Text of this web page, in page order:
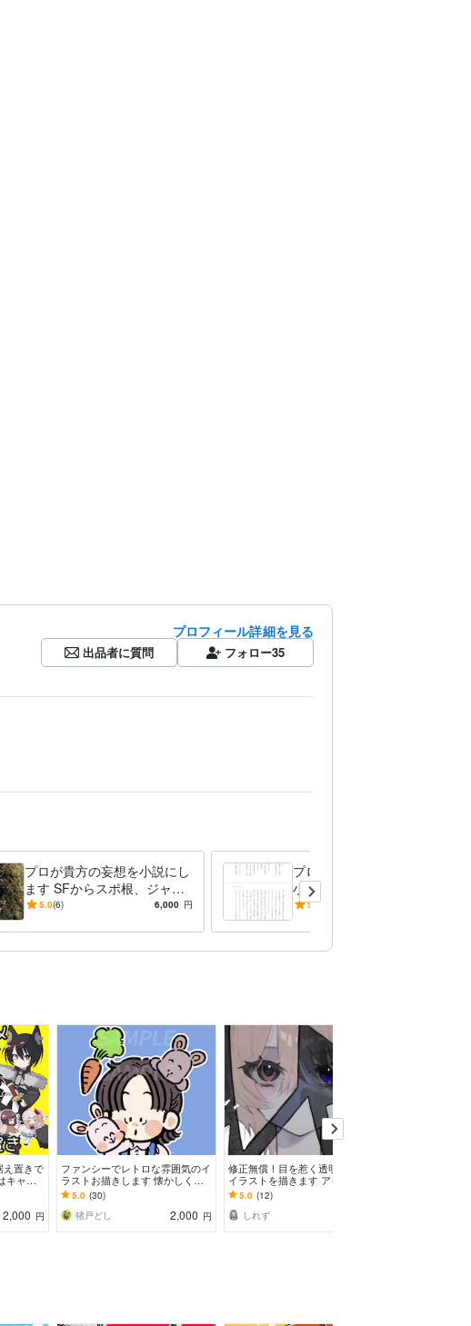
プロフィール詳細を見る
出品者に質問 フォロー35
プロが貴方の妄想を小説にし
ます SFからスポ根、ジャン
ル問わず様々な分野に対応し
5.0(6) 6,000 円
プロが文章の添削をします
小説を書きたい人、小説投稿
サイトでPV数を上げたい人
5.0
え置きで
キャラ
い場合
2,000 円
ファンシーでレトロな雰囲気のイ
ラストお描きします 懐かしくて
可愛い！目を惹くデフォルメ◎
5.0 (30)
猪戸どし
2,000 円
修正無償！目を惹く透明感のある
イラストを描きます アイコン、
サムネイル、MV、グッズなど。
早期納品や商用も！
5.0 (12)
しれず